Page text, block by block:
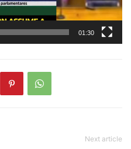
01:30
Next article